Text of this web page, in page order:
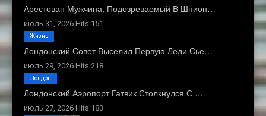
Арестован Мужчина, Подозреваемый В Шпион…
июль 31, 2026 Hits:151
Лондонский Совет Выселил Первую Леди Сье…
июль 29, 2026 Hits:218
Жизнь
Лондонский Аэропорт Гатвик Столкнулся С …
июль 27, 2026 Hits:183
Лондон